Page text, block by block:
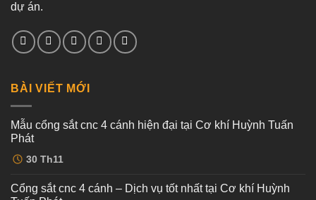
dự án.
BÀI VIẾT MỚI
30 Th11
Mẫu cổng sắt cnc 4 cánh hiện đại tại Cơ khí Huỳnh Tuấn
Phát
Không
có
ở
Mẫu
Cổng sắt cnc 4 cánh – Dịch vụ tốt nhất tại Cơ khí Huỳnh